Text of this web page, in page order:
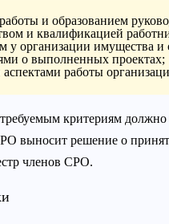
и образованием
и квалификацией
у организации имущества и
о выполненных проектах;
работы
критериям
выносит решение о
членов СРО.